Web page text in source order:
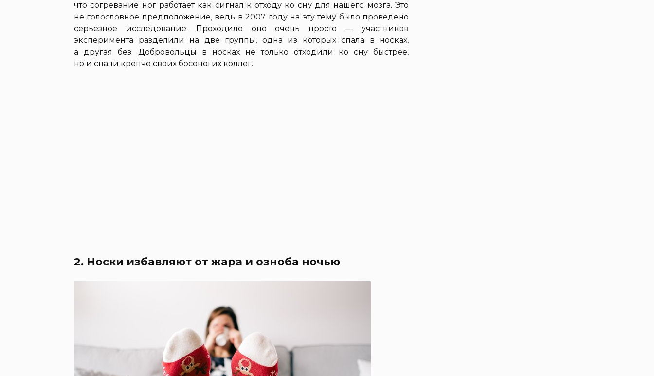
что согревание ног работает как сигнал к отходу ко сну для нашего мозга. Это
не голословное предположение, ведь в 2007 году на эту тему было проведено
серьезное исследование. Проходило оно очень просто — участников
эксперимента разделили на две группы, одна из которых спала в носках,
а другая без. Добровольцы в носках не только отходили ко сну быстрее,
но и спали крепче своих босоногих коллег.
2. Носки избавляют от жара и озноба ночью